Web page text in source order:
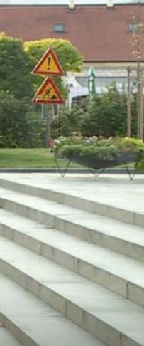
+2
nije samo Dan pobjede, to
Vukovar"